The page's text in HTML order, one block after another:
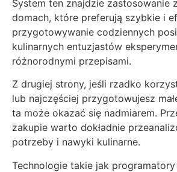
System ten znajdzie zastosowanie
domach, które preferują szybkie i
przygotowywanie codziennych
kulinarnych entuzjastów
różnorodnymi przepisami.
Z drugiej strony, jeśli rzadko
lub najczęściej przygotowujesz
ta może okazać się nadmiarem.
zakupie warto dokładnie
potrzeby i nawyki kulinarne.
Technologie takie jak